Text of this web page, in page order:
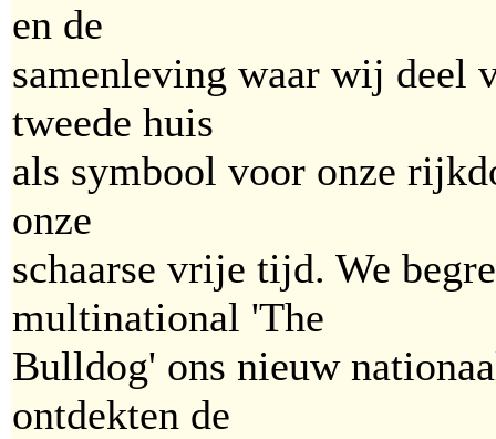
en de
samenleving waar wij deel
tweede huis
als symbool voor onze
onze
schaarse vrije tijd. We
multinational 'The
Bulldog' ons nieuw
ontdekten de